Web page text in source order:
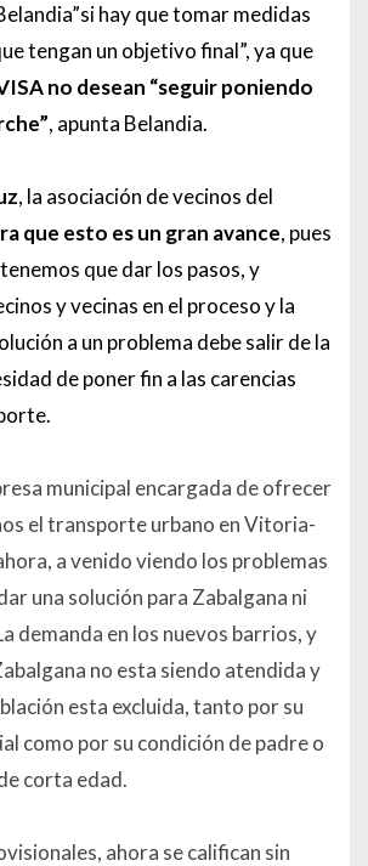
hay que tomar medidas
tengan un objetivo final”, ya que
no desean “seguir poniendo
, apunta Belandia.
, la asociación de vecinos del
que esto es un gran avance, pues
que dar los pasos, y
y vecinas en el proceso y la
a un problema debe salir de la
de poner fin a las carencias
municipal encargada de ofrecer
el transporte urbano en Vitoria-
a venido viendo los problemas
una solución para Zabalgana ni
demanda en los nuevos barrios, y
no esta siendo atendida y
esta excluida, tanto por su
como por su condición de padre o
corta edad.
ahora se califican sin